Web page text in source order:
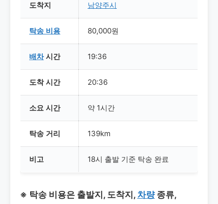
도착지 남양주시
탁송 비용 80,000원
배차시간 19:36
도착 시간 20:36
소요 시간 약 1시간
탁송 거리 139km
비고 18시 출발 기준 탁송 완료
※ 탁송 비용은 출발지, 도착지, 차량종류,